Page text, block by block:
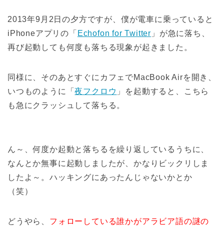
2013年9月2日の夕方ですが、僕が電車に乗っていると
iPhoneアプリの「 Echofon for Twitter 」が急に落ち、
再び起動しても何度も落ちる現象が起きました。
同様に、そのあとすぐにカフェでMacBook Airを開き、
いつものように「夜フクロウ 」を起動すると、こちら
も急にクラッシュして落ちる。
ん～、何度か起動と落ちるを繰り返しているうちに、
なんとか無事に起動しましたが、かなりビックリしま
したよ～。ハッキングにあったんじゃないかとか
（笑）
どうやら、 フォローしている誰かがアラビア語の謎の